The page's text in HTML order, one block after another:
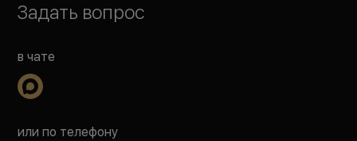
Задать вопрос
в чате
или по телефону